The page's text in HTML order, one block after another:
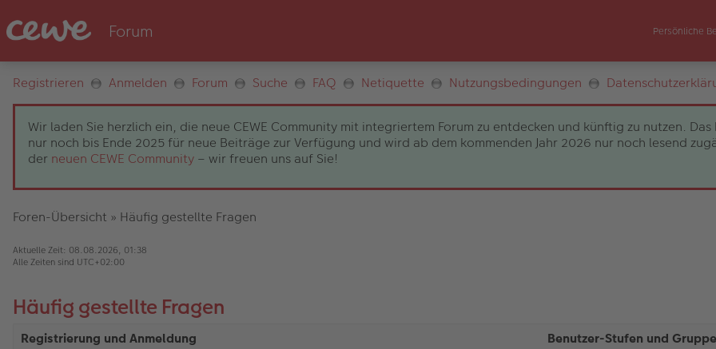
Persönliche
Registrieren Anmelden Forum Suche FAQ Netiquette Nutzungsbedingungen
Wir laden Sie herzlich ein, die neue CEWE Community mit integriertem Forum zu entdecken und künftig zu nutzen.
nur noch bis Ende 2025 für neue Beiträge zur Verfügung und wird ab dem kommenden Jahr 2026 nur noch lesend
der neuen CEWE Community – wir freuen uns auf Sie!
Foren-Übersicht » Häufig gestellte Fragen
Aktuelle Zeit: 08.08.2026, 01:38
Alle Zeiten sind UTC+02:00
Häufig gestellte Fragen
Registrierung und Anmeldung Benutzer-Stufen und